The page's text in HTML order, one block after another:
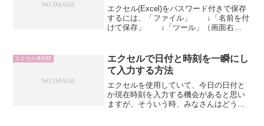
エクセル(Excel)をパスワード付きで保存
するには、「ファイル」 ↓「名前を付
けて保存」 ↓「ツール」（画面右
う画面が表示ます。その中に「読み取り
パスワード」に...
エクセル便利技
エクセルで日付と時刻を一瞬にし
て入力する方法
エクセルを使用していて、今日の日付と
か現在時刻を入力する機会があると思い
ますが、そういう時、みなさんはどうや